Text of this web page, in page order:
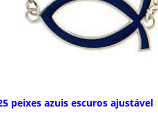
peixes azuis escuros ajustável